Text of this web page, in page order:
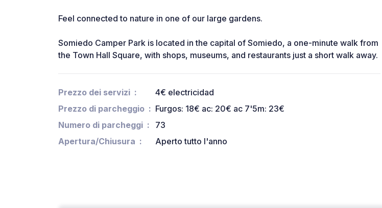
Feel connected to nature in one of our large gardens.
Somiedo Camper Park is located in the capital of Somiedo, a one-minute walk from
the Town Hall Square, with shops, museums, and restaurants just a short walk away.
Prezzo dei servizi
4€ electricidad
Prezzo di parcheggio
Furgos: 18€ ac: 20€ ac 7'5m: 23€
Numero di parcheggi
73
Apertura/Chiusura
Aperto tutto l'anno